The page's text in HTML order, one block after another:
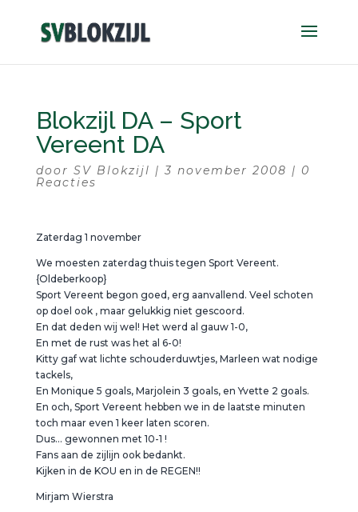
Blokzijl DA – Sport
Vereent DA
door SV Blokzijl | 3 november 2008 | 0
Reacties
Zaterdag 1 november
We moesten zaterdag thuis tegen Sport Vereent.
{Oldeberkoop}
Sport Vereent begon goed, erg aanvallend. Veel schoten
op doel ook , maar gelukkig niet gescoord.
En dat deden wij wel! Het werd al gauw 1-0,
En met de rust was het al 6-0!
Kitty gaf wat lichte schouderduwtjes, Marleen wat nodige
tackels,
En Monique 5 goals, Marjolein 3 goals, en Yvette 2 goals.
En och, Sport Vereent hebben we in de laatste minuten
toch maar even 1 keer laten scoren.
Dus… gewonnen met 10-1 !
Fans aan de zijlijn ook bedankt.
Kijken in de KOU en in de REGEN!!
Mirjam Wierstra